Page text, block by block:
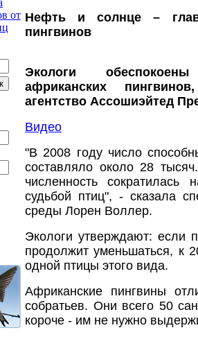
от Нефть и солнце –
пингвинов
Экологи
африканских
агентство Ассошиэйтед
Видео
"В 2008 году число
составляло около 28
численность
судьбой птиц", - сказала
среды Лорен Воллер.
Экологи утверждают: если
продолжит уменьшаться, к
одной птицы этого вида.
Африканские пингвины
собратьев. Они всего 50
короче - им не нужно